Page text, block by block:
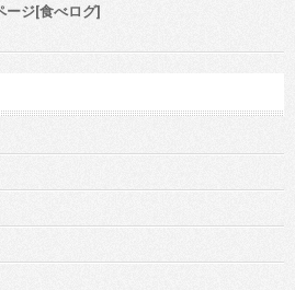
ジ[食べログ]